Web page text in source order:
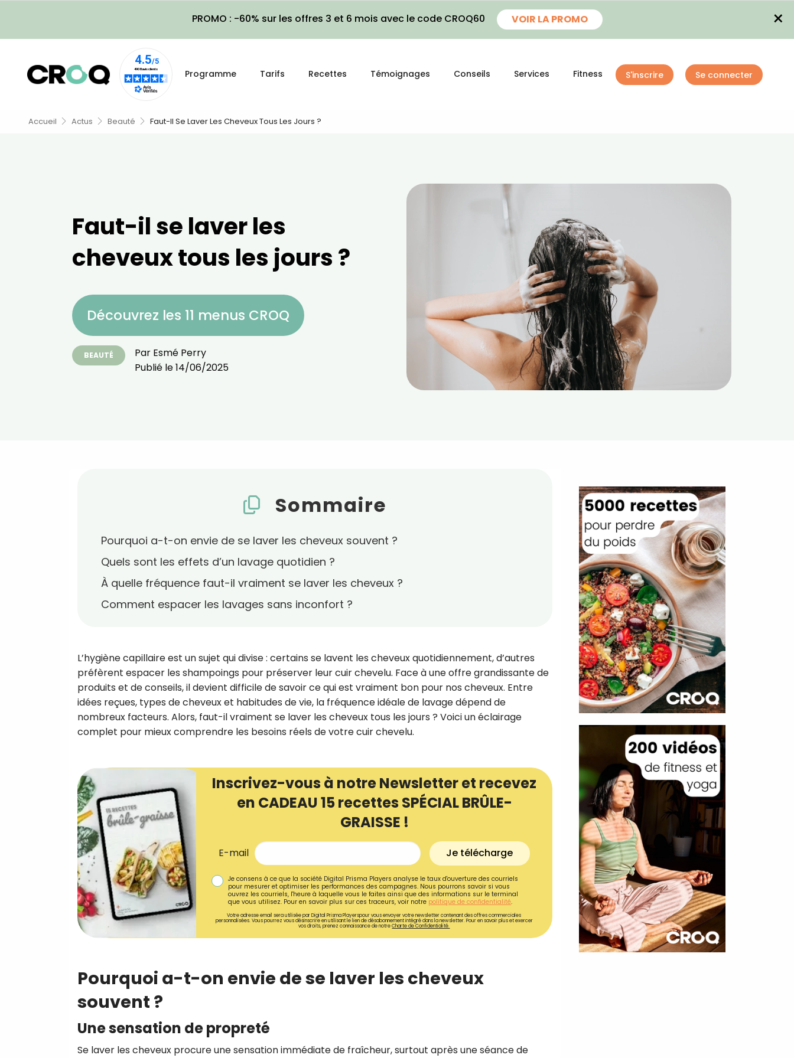
PROMO : -60% sur les offres 3 et 6 mois avec le code CROQ60 VOIR LA PROMO ×
Programme Tarifs Recettes Témoignages Conseils Services Fitness S'inscrire Se connecter
Accueil Actus Beauté Faut-Il Se Laver Les Cheveux Tous Les Jours ?
Faut-il se laver les
cheveux tous les jours ?
Découvrez les 11 menus CROQ
BEAUTÉ Par Esmé Perry
Publié le14/06/2025
Sommaire
Pourquoi a-t-on envie de se laver les cheveux souvent ?
Quels sont les effets d’un lavage quotidien ?
À quelle fréquence faut-il vraiment se laver les cheveux ?
Comment espacer les lavages sans inconfort ?
L’hygiène capillaire est un sujet qui divise : certains se lavent les cheveux quotidiennement, d’autres
préfèrent espacer les shampoings pour préserver leur cuir chevelu. Face à une offre grandissante de
produits et de conseils, il devient difficile de savoir ce qui est vraiment bon pour nos cheveux. Entre
idées reçues, types de cheveux et habitudes de vie, la fréquence idéale de lavage dépend de
nombreux facteurs. Alors, faut-il vraiment se laver les cheveux tous les jours ? Voici un éclairage
complet pour mieux comprendre les besoins réels de votre cuir chevelu.
Inscrivez-vous à notre Newsletter et recevez
en CADEAU 15 recettes SPÉCIAL BRÛLE-
GRAISSE !
E-mail Je télécharge
Je consens à ce que la société Digital Prisma Players analyse le taux d'ouverture des courriels
pour mesurer et optimiser les performances des campagnes. Nous pourrons savoir si vous
ouvrez les courriels, l'heure à laquelle vous le faites ainsi que des informations sur le terminal
que vous utilisez. Pour en savoir plus sur ces traceurs, voir notre politique de confidentialité.
Votre adresse email sera utilisée par Digital Prisma Playerspour vous envoyer votre newsletter contenant des offres commerciales
personnalisées. Vous pourrez vous désinscrire en utilisant le lien de désabonnement intégré dans la newsletter. Pour en savoir plus et exercer
vos droits, prenez connaissance de notreCharte de Confidentialité.
Pourquoi a-t-on envie de se laver les cheveux
souvent ?
Une sensation de propreté
Se laver les cheveux procure une sensation immédiate de fraîcheur, surtout après une séance de
Recevez gratuitement 180
Ainsi que la newsletter promotionnelle de